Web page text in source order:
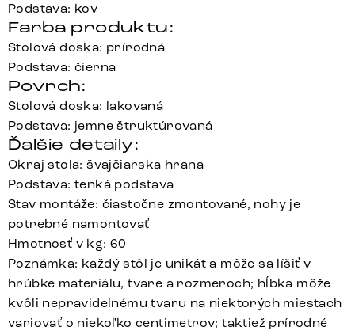
Podstava: kov
Farba produktu:
Stolová doska: prírodná
Podstava: čierna
Povrch:
Stolová doska: lakovaná
Podstava: jemne štruktúrovaná
Ďalšie detaily:
Okraj stola: švajčiarska hrana
Podstava: tenká podstava
Stav montáže: čiastočne zmontované, nohy je
potrebné namontovať
Hmotnosť v kg: 60
Poznámka: každý stôl je unikát a môže sa líšiť v
hrúbke materiálu, tvare a rozmeroch; hĺbka môže
kvôli nepravidelnému tvaru na niektorých miestach
variovať o niekoľko centimetrov; taktiež prírodné